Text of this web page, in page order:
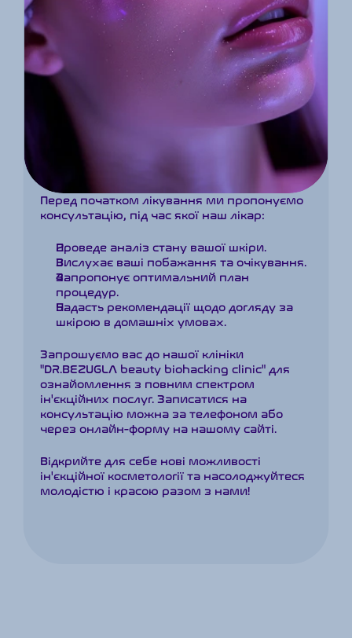
Перед початком лікування ми пропонуємо
консультацію, під час якої наш лікар:
Проведе аналіз стану вашої шкіри.
Вислухає ваші побажання та очікування.
Запропонує оптимальний план
процедур.
Надасть рекомендації щодо догляду за
шкірою в домашніх умовах.
Запрошуємо вас до нашої клініки
"DR.BEZUGLA beauty biohacking clinic" для
ознайомлення з повним спектром
ін'єкційних послуг. Записатися на
консультацію можна за телефоном або
через онлайн-форму на нашому сайті.
Відкрийте для себе нові можливості
ін'єкційної косметології та насолоджуйтеся
молодістю і красою разом з нами!